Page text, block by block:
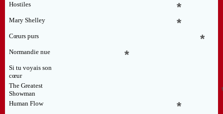
Hostiles *
Mary Shelley *
Cœurs purs *
Normandie nue *
Si tu voyais son
cœur
The Greatest
Showman
Human Flow *